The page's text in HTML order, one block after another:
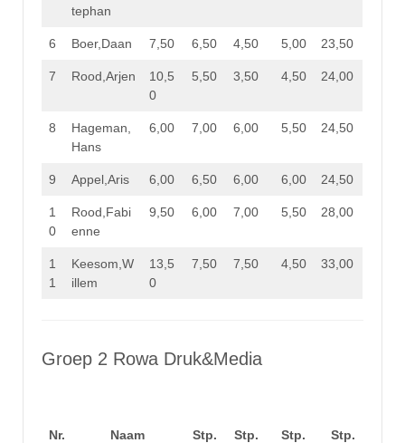
tephan
6 Boer,Daan 7,50 6,50 4,50 5,00 23,50
7 Rood,Arjen
10,5
0
5,50 3,50 4,50 24,00
8
Hageman,
Hans
6,00 7,00 6,00 5,50 24,50
9 Appel,Aris 6,00 6,50 6,00 6,00 24,50
1
0
Rood,Fabi
enne
9,50 6,00 7,00 5,50 28,00
1
1
Keesom,W
illem
13,5
0
7,50 7,50 4,50 33,00
Groep 2 Rowa Druk&Media
Nr. Naam
Stp.
Stp.
Stp.
Stp.